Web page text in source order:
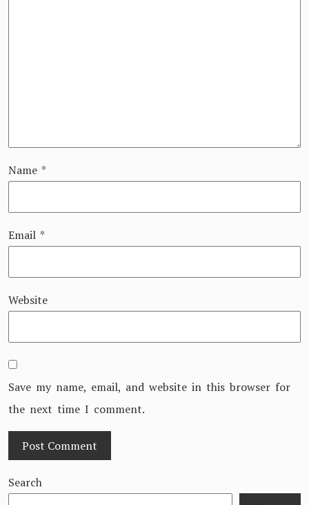
Name *
Email *
Website
Save my name, email, and website in this browser for
the next time I comment.
Search